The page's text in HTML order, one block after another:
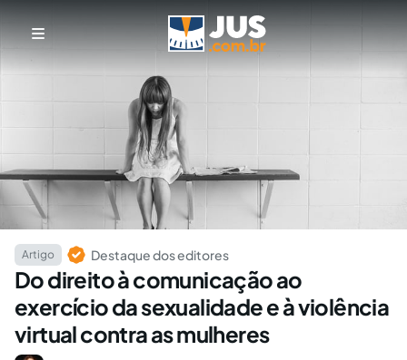
Artigo Destaque dos editores
Do direito à comunicação ao
exercício da sexualidade e à violência
virtual contra as mulheres